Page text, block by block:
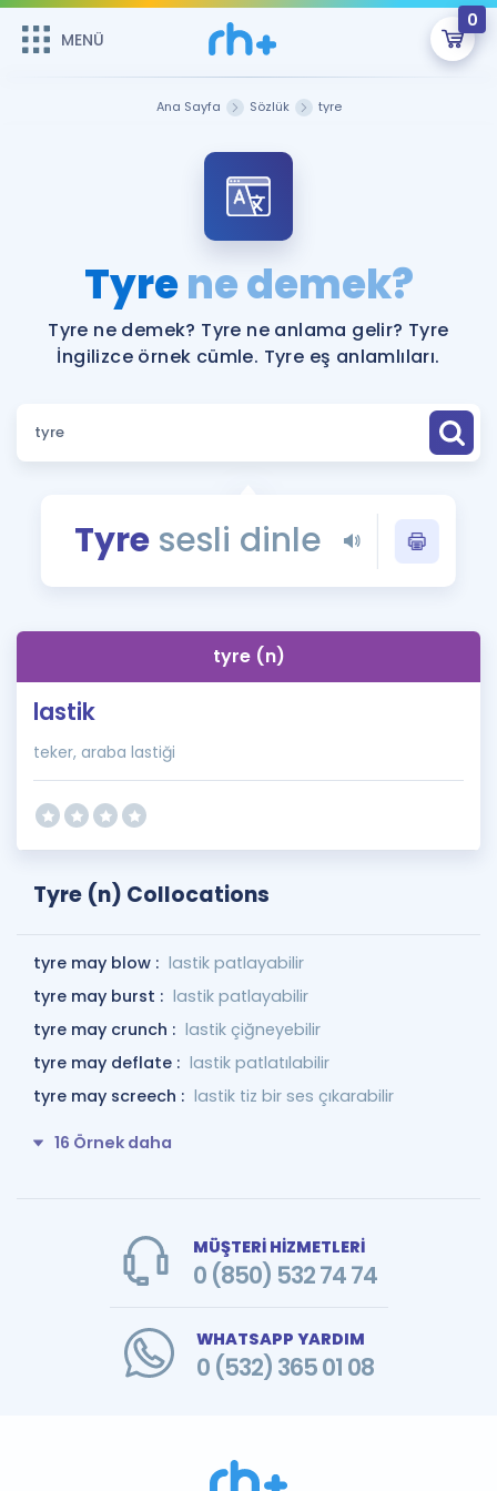
MENÜ
0
ÜYE DEĞİLİM
Sepetin Şu An Boş.
Remzi Hoca ile seni sınava hazırlayacak onlarca eğitim seni
bekliyor!
MENÜ
Katılımcı Görüşleri
Faydalı Araçlar
Sözlük
Rehberlik Aracı
Blog
İngilizce Gramer
Ana Sayfa Sözlük tyre
Tyrene demek?
Tyre ne demek? Tyre ne anlama gelir? Tyre
İngilizce örnek cümle. Tyre eş anlamlıları.
Tyresesli dinle
tyre (n)
lastik
teker, araba lastiği
Tyre (n) Collocations
tyre may blow : lastik patlayabilir
tyre may burst : lastik patlayabilir
tyre may crunch : lastik çiğneyebilir
tyre may deflate : lastik patlatılabilir
tyre may screech : lastik tiz bir ses çıkarabilir
16 Örnek daha
MÜŞTERİ HİZMETLERİ
0 (850) 532 74 74
WHATSAPP YARDIM
0 (532) 365 01 08